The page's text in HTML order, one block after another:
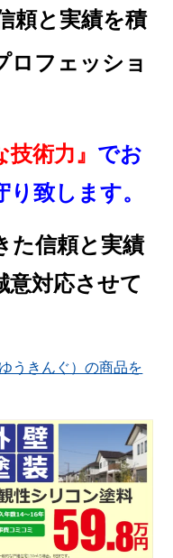
頼と実績を積
ロフェッショ
技術力』 でお
致します。
た信頼と実績
意対応させて
うきんぐ）の商品を